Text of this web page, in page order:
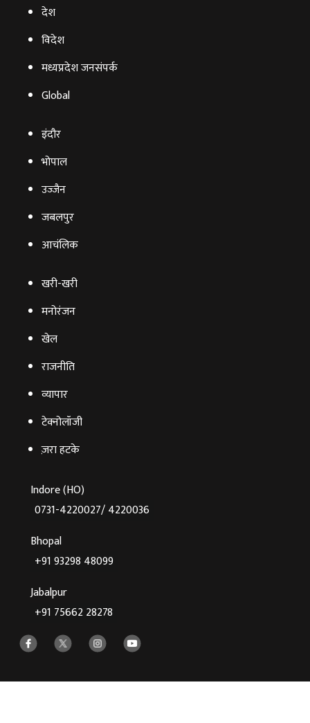
देश
विदेश
मध्यप्रदेश जनसंपर्क
Global
इंदौर
भोपाल
उज्‍जैन
जबलपुर
आचंलिक
खरी-खरी
मनोरंजन
खेल
राजनीति
व्‍यापार
टेक्‍नोलॉजी
ज़रा हटके
Indore (HO)
0731-4220027/ 4220036
Bhopal
+91 93298 48099
Jabalpur
+91 75662 28278